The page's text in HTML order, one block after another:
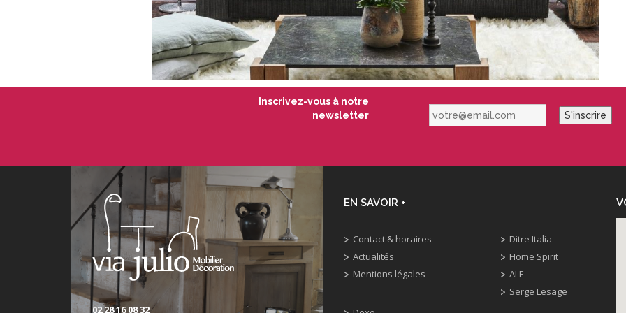
Inscrivez-vous à notre
newsletter
votre@email.com S'inscrire
02 28 16 08 32
EN SAVOIR +
Contact & horaires
Actualités
Mentions légales
Ditre Italia
Home Spirit
ALF
Serge Lesage